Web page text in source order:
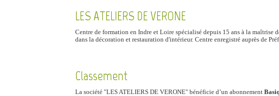
LES ATELIERS DE VERONE
Centre de formation en Indre et Loire spécialisé depuis 15 ans à la maîtrise
dans la décoration et restauration d'intérieur. Centre enregistré auprès de
Classement
La société "LES ATELIERS DE VERONE" bénéficie d’un abonnement